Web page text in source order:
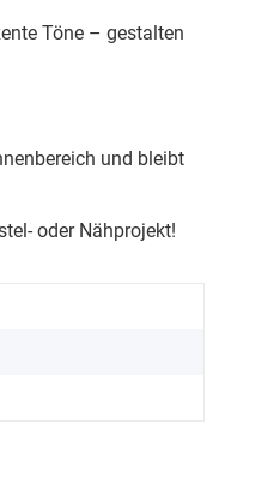
Töne – gestalten
und bleibt
oder Nähprojekt!